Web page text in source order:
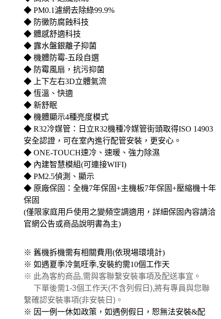
◆ PM0.1濾網去除綠99.9%
◆ 防黴防腐蝕科技
◆ 體感舒適科技
◆ 露水盤銀離子抑菌
◆ 機體防霉-五段自選
◆ 防霉風扇，抗污抑菌
◆ 上下左右3D立體氣流
◆ 恆溫、快適
◆ 新舒眠
◆ 機體顯示4種亮度模式
◆ R32冷媒管：日立R32機種冷媒管街頭取得ISO 14903
安全認證，可在室內進行配管安裝，更安心。
◆ ONE-TOUCH速冷、速暖、強力除濕
◆ 內建智慧模組(可連接WIFI)
◆ PM2.5偵測、顯示
◆ 原廠保固：全機7年保固+主機板7年保固+壓縮機十年
保固
(僅限家庭用戶使用之變頻空調適用，詳細保固內容請洽
官網公告或商品說明書為主)
※ 舊機拆機需有相關費用(依現場環境計)
※ 如遇夏季冷氣旺季,安裝約需10個工作天
※ 此為客約商品,需與客聯繫安裝事項及配送事宜。
下單後需1-3個工作天(不含列假日),將有專員與您聯
繫確認安裝事項(非安裝日)。
※ 因一例一休如政策，如遇例假日，恕無法安裝&配